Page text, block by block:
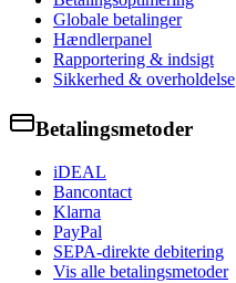
Globale betalinger
Hændlerpanel
Rapportering & indsigt
Sikkerhed & overholdelse
Betalingsmetoder
iDEAL
Bancontact
Klarna
PayPal
SEPA-direkte debitering
Vis alle betalingsmetoder